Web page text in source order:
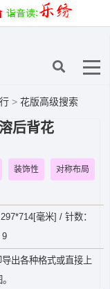
> 花版高级搜索
后背花
装饰性 对称布局
毫米] / 针数：
9
出各种格式或直接上